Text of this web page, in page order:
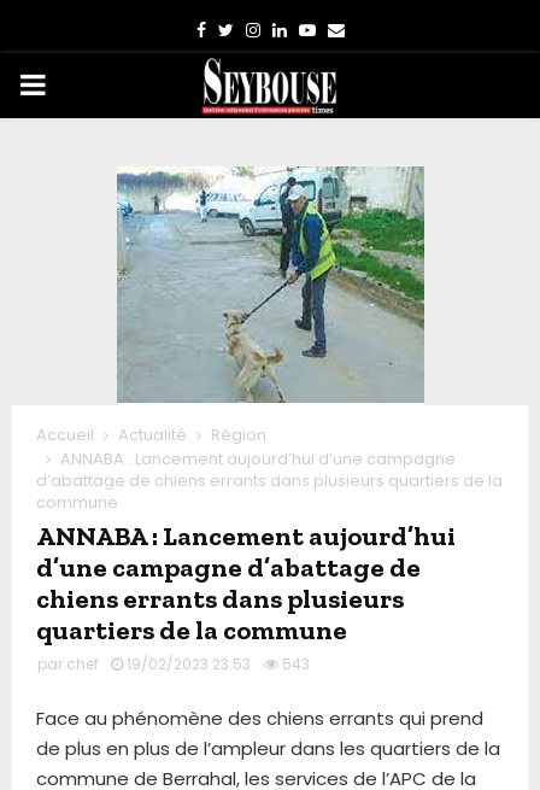
Facebook
TwitterInstagram
LinkedinYoutube
Email
PRIMARY
Accueil Actualité
Région
ANNABA : Lancement aujourd’hui d’une campagne
d’abattage de chiens errants dans plusieurs quartiers de la
commune
ANNABA : Lancement aujourd’hui
d’une campagne d’abattage de
chiens errants dans plusieurs
quartiers de la commune
par chef 19/02/2023 23:53 543
Face au phénomène des chiens errants qui prend
de plus en plus de l’ampleur dans les quartiers de la
commune de Berrahal, les services de l’APC de la